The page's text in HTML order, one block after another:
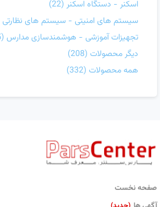
اسکنر - دستگاه اسکنر (22)
سیستم های امنیتی - سیستم های نظارتی
تجهیزات آموزشی - هوشمندسازی مدارس (5)
دیگر محصولات (208)
همه محصولات (332)
صفحه نخست